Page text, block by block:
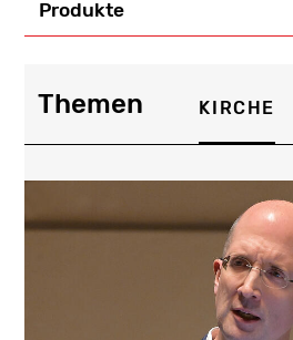
Produkte
Themen KIRCHE